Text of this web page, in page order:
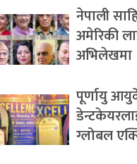
नेपाली
अमेरिकी
अभिलेखमा
पूर्णायु
ग्लोबल